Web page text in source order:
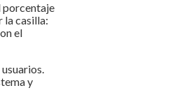
porcentaje
la casilla:
el
y